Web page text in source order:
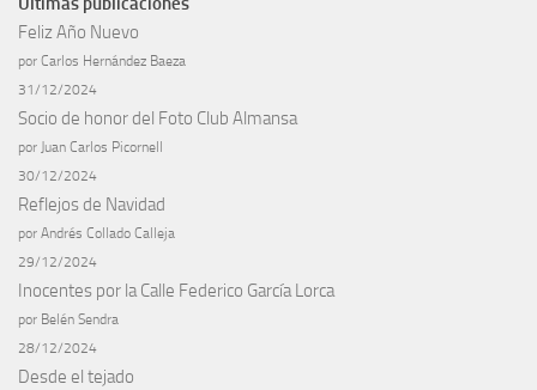
Feliz Año Nuevo
por Carlos Hernández Baeza
31/12/2024
Socio de honor del Foto Club Almansa
por Juan Carlos Picornell
30/12/2024
Reflejos de Navidad
por Andrés Collado Calleja
29/12/2024
Inocentes por la Calle Federico García Lorca
por Belén Sendra
28/12/2024
Desde el tejado